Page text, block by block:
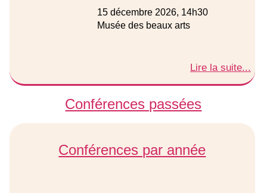
15 décembre 2026, 14h30
Musée des beaux arts
Lire la suite...
Conférences passées
Conférences par année